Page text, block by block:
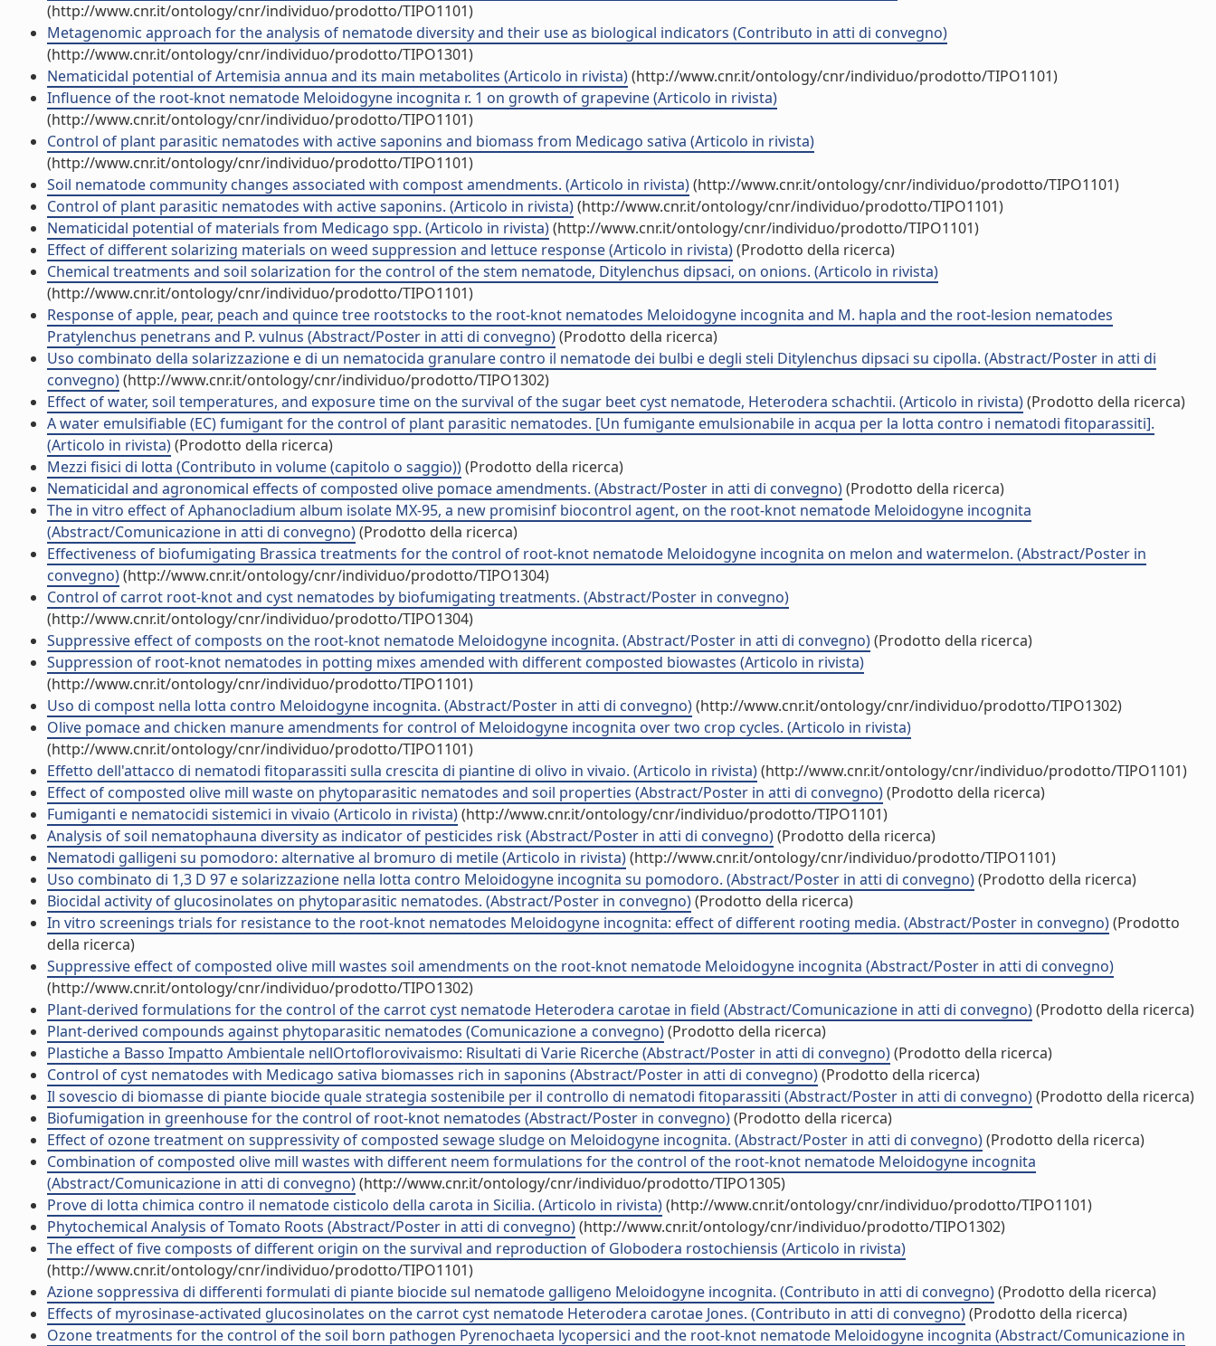
(http://www.cnr.it/ontology/cnr/individuo/prodotto/TIPO1101)
Metagenomic approach for the analysis of nematode diversity and their use as biological indicators (Contributo in atti di convegno)
(http://www.cnr.it/ontology/cnr/individuo/prodotto/TIPO1301)
Nematicidal potential of Artemisia annua and its main metabolites (Articolo in rivista)(http://www.cnr.it/ontology/cnr/individuo/prodotto/TIPO1101)
Influence of the root-knot nematode Meloidogyne incognita r. 1 on growth of grapevine (Articolo in rivista)
(http://www.cnr.it/ontology/cnr/individuo/prodotto/TIPO1101)
Control of plant parasitic nematodes with active saponins and biomass from Medicago sativa (Articolo in rivista)
(http://www.cnr.it/ontology/cnr/individuo/prodotto/TIPO1101)
Soil nematode community changes associated with compost amendments. (Articolo in rivista)(http://www.cnr.it/ontology/cnr/individuo/prodotto/TIPO1101)
Control of plant parasitic nematodes with active saponins. (Articolo in rivista)(http://www.cnr.it/ontology/cnr/individuo/prodotto/TIPO1101)
Nematicidal potential of materials from Medicago spp. (Articolo in rivista)(http://www.cnr.it/ontology/cnr/individuo/prodotto/TIPO1101)
Effect of different solarizing materials on weed suppression and lettuce response (Articolo in rivista)(Prodotto della ricerca)
Chemical treatments and soil solarization for the control of the stem nematode, Ditylenchus dipsaci, on onions. (Articolo in rivista)
(http://www.cnr.it/ontology/cnr/individuo/prodotto/TIPO1101)
Response of apple, pear, peach and quince tree rootstocks to the root-knot nematodes Meloidogyne incognita and M. hapla and the root-lesion nematodes
Pratylenchus penetrans and P. vulnus (Abstract/Poster in atti di convegno)(Prodotto della ricerca)
Uso combinato della solarizzazione e di un nematocida granulare contro il nematode dei bulbi e degli steli Ditylenchus dipsaci su cipolla. (Abstract/Poster in atti di
convegno)(http://www.cnr.it/ontology/cnr/individuo/prodotto/TIPO1302)
Effect of water, soil temperatures, and exposure time on the survival of the sugar beet cyst nematode, Heterodera schachtii. (Articolo in rivista)(Prodotto della ricerca)
A water emulsifiable (EC) fumigant for the control of plant parasitic nematodes. [Un fumigante emulsionabile in acqua per la lotta contro i nematodi fitoparassiti].
(Articolo in rivista)(Prodotto della ricerca)
Mezzi fisici di lotta (Contributo in volume (capitolo o saggio))(Prodotto della ricerca)
Nematicidal and agronomical effects of composted olive pomace amendments. (Abstract/Poster in atti di convegno)(Prodotto della ricerca)
The in vitro effect of Aphanocladium album isolate MX-95, a new promisinf biocontrol agent, on the root-knot nematode Meloidogyne incognita
(Abstract/Comunicazione in atti di convegno)(Prodotto della ricerca)
Effectiveness of biofumigating Brassica treatments for the control of root-knot nematode Meloidogyne incognita on melon and watermelon. (Abstract/Poster in
convegno)(http://www.cnr.it/ontology/cnr/individuo/prodotto/TIPO1304)
Control of carrot root-knot and cyst nematodes by biofumigating treatments. (Abstract/Poster in convegno)
(http://www.cnr.it/ontology/cnr/individuo/prodotto/TIPO1304)
Suppressive effect of composts on the root-knot nematode Meloidogyne incognita. (Abstract/Poster in atti di convegno)(Prodotto della ricerca)
Suppression of root-knot nematodes in potting mixes amended with different composted biowastes (Articolo in rivista)
(http://www.cnr.it/ontology/cnr/individuo/prodotto/TIPO1101)
Uso di compost nella lotta contro Meloidogyne incognita. (Abstract/Poster in atti di convegno)(http://www.cnr.it/ontology/cnr/individuo/prodotto/TIPO1302)
Olive pomace and chicken manure amendments for control of Meloidogyne incognita over two crop cycles. (Articolo in rivista)
(http://www.cnr.it/ontology/cnr/individuo/prodotto/TIPO1101)
Effetto dell'attacco di nematodi fitoparassiti sulla crescita di piantine di olivo in vivaio. (Articolo in rivista)(http://www.cnr.it/ontology/cnr/individuo/prodotto/TIPO1101)
Effect of composted olive mill waste on phytoparasitic nematodes and soil properties (Abstract/Poster in atti di convegno)(Prodotto della ricerca)
Fumiganti e nematocidi sistemici in vivaio (Articolo in rivista)(http://www.cnr.it/ontology/cnr/individuo/prodotto/TIPO1101)
Analysis of soil nematophauna diversity as indicator of pesticides risk (Abstract/Poster in atti di convegno)(Prodotto della ricerca)
Nematodi galligeni su pomodoro: alternative al bromuro di metile (Articolo in rivista)(http://www.cnr.it/ontology/cnr/individuo/prodotto/TIPO1101)
Uso combinato di 1,3 D 97 e solarizzazione nella lotta contro Meloidogyne incognita su pomodoro. (Abstract/Poster in atti di convegno)(Prodotto della ricerca)
Biocidal activity of glucosinolates on phytoparasitic nematodes. (Abstract/Poster in convegno)(Prodotto della ricerca)
In vitro screenings trials for resistance to the root-knot nematodes Meloidogyne incognita: effect of different rooting media. (Abstract/Poster in convegno)(Prodotto
della ricerca)
Suppressive effect of composted olive mill wastes soil amendments on the root-knot nematode Meloidogyne incognita (Abstract/Poster in atti di convegno)
(http://www.cnr.it/ontology/cnr/individuo/prodotto/TIPO1302)
Plant-derived formulations for the control of the carrot cyst nematode Heterodera carotae in field (Abstract/Comunicazione in atti di convegno)(Prodotto della ricerca)
Plant-derived compounds against phytoparasitic nematodes (Comunicazione a convegno)(Prodotto della ricerca)
Plastiche a Basso Impatto Ambientale nellOrtoflorovivaismo: Risultati di Varie Ricerche (Abstract/Poster in atti di convegno)(Prodotto della ricerca)
Control of cyst nematodes with Medicago sativa biomasses rich in saponins (Abstract/Poster in atti di convegno)(Prodotto della ricerca)
Il sovescio di biomasse di piante biocide quale strategia sostenibile per il controllo di nematodi fitoparassiti (Abstract/Poster in atti di convegno)(Prodotto della ricerca)
Biofumigation in greenhouse for the control of root-knot nematodes (Abstract/Poster in convegno)(Prodotto della ricerca)
Effect of ozone treatment on suppressivity of composted sewage sludge on Meloidogyne incognita. (Abstract/Poster in atti di convegno)(Prodotto della ricerca)
Combination of composted olive mill wastes with different neem formulations for the control of the root-knot nematode Meloidogyne incognita
(Abstract/Comunicazione in atti di convegno)(http://www.cnr.it/ontology/cnr/individuo/prodotto/TIPO1305)
Prove di lotta chimica contro il nematode cisticolo della carota in Sicilia. (Articolo in rivista)(http://www.cnr.it/ontology/cnr/individuo/prodotto/TIPO1101)
Phytochemical Analysis of Tomato Roots (Abstract/Poster in atti di convegno)(http://www.cnr.it/ontology/cnr/individuo/prodotto/TIPO1302)
The effect of five composts of different origin on the survival and reproduction of Globodera rostochiensis (Articolo in rivista)
(http://www.cnr.it/ontology/cnr/individuo/prodotto/TIPO1101)
Azione soppressiva di differenti formulati di piante biocide sul nematode galligeno Meloidogyne incognita. (Contributo in atti di convegno)(Prodotto della ricerca)
Effects of myrosinase-activated glucosinolates on the carrot cyst nematode Heterodera carotae Jones. (Contributo in atti di convegno)(Prodotto della ricerca)
Ozone treatments for the control of the soil born pathogen Pyrenochaeta lycopersici and the root-knot nematode Meloidogyne incognita (Abstract/Comunicazione in